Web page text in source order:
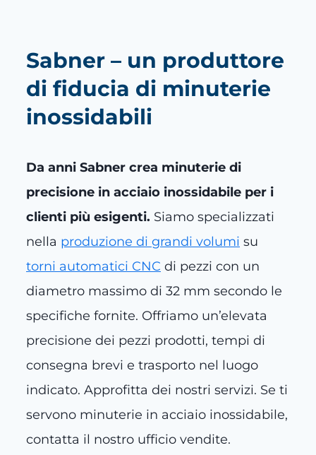
Sabner – un produttore
di fiducia di minuterie
inossidabili
Da anni Sabner crea minuterie di
precisione in acciaio inossidabile per i
clienti più esigenti. Siamo specializzati
nella produzione di grandi volumi su
torni automatici CNC di pezzi con un
diametro massimo di 32 mm secondo le
specifiche fornite. Offriamo un’elevata
precisione dei pezzi prodotti, tempi di
consegna brevi e trasporto nel luogo
indicato. Approfitta dei nostri servizi. Se ti
servono minuterie in acciaio inossidabile,
contatta il nostro ufficio vendite.